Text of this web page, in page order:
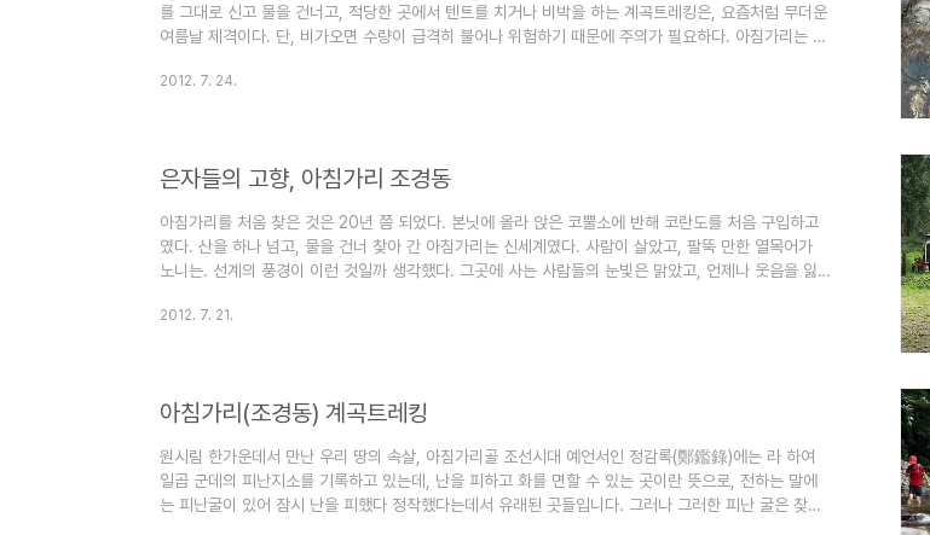
를 그대로 신고 물을 건너고, 적당한 곳에서 텐트를 치거나 비박을 하는 계곡트레킹은, 요즘처럼 무더운
여름날 제격이다. 단, 비가오면 수량이 급격히 불어나 위험하기 때문에 주의가 필요하다. 아침가리는 계
아침가리 일대는 최근 휴식년제를 실시하고 있어 차량은 절대 출입금지다. 걸어서 산 하나를 넘고, 마을
2012. 7. 24.
은자들의 고향, 아침가리 조경동
아침가리를 처음 찾은 것은 20년 쯤 되었다. 본닛에 올라 앉은 코뿔소에 반해 코란도를 처음 구입하고
였다. 산을 하나 넘고, 물을 건너 찾아 간 아침가리는 신세계였다. 사람이 살았고, 팔뚝 만한 열목어가
노니는. 선계의 풍경이 이런 것일까 생각했다. 그곳에 사는 사람들의 눈빛은 맑았고, 언제나 웃음을 잃
무감 같은 것도 있었다. 그곳은 여전히 은자들의 고향이다. 아침가리 조경분교. 아침가리의 또 다른 이
2012. 7. 21.
아침가리(조경동) 계곡트레킹
원시림 한가운데서 만난 우리 땅의 속살, 아침가리골 조선시대 예언서인 정감록(鄭鑑錄)에는 라 하여
일곱 군데의 피난지소를 기록하고 있는데, 난을 피하고 화를 면할 수 있는 곳이란 뜻으로, 전하는 말에
는 피난굴이 있어 잠시 난을 피했다 정착했다는데서 유래된 곳들입니다. 그러나 그러한 피난 굴은 찾을